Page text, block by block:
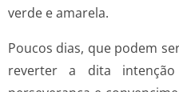
verde e amarela.
Poucos dias, que podem
reverter a dita